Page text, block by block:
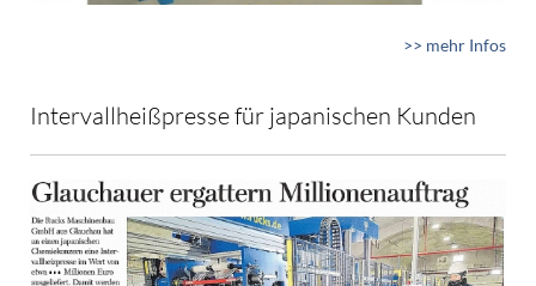
>> mehr Infos
Intervallheißpresse für japanischen Kunden